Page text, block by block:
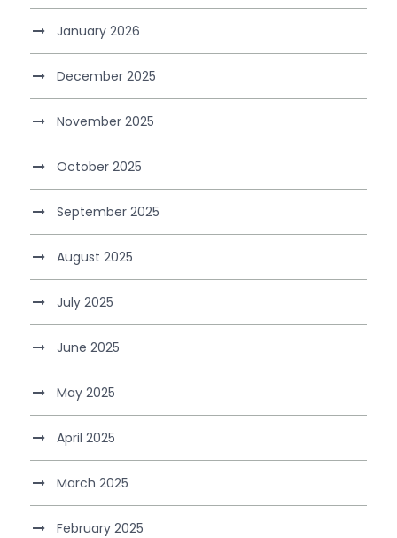
January 2026
December 2025
November 2025
October 2025
September 2025
August 2025
July 2025
June 2025
May 2025
April 2025
March 2025
February 2025